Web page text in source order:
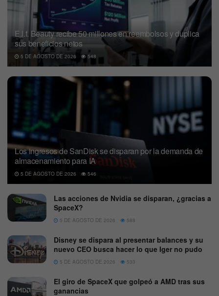
E.l.f. Beauty recibe 50 millones en reembolsos y duplica
sus beneficios netos
5 DE AGOSTO DE 2026 548
Los ingresos de SanDisk se disparan por la demanda de
almacenamiento para IA
5 DE AGOSTO DE 2026 546
Las acciones de Nvidia se disparan, ¿gracias a
SpaceX?
5 DE AGOSTO DE 2026 588
Disney se dispara al presentar balances y su
nuevo CEO busca hacer lo que Iger no pudo
5 DE AGOSTO DE 2026 533
El giro de SpaceX que golpeó a AMD tras sus
ganancias